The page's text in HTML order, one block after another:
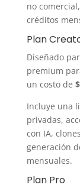
no
créditos
Plan
Diseñado
premium
un costo de
Incluye una
privadas,
con IA,
generación
mensuales.
Plan Pro